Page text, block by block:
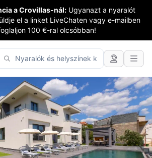
a Crovillas-nál: Ugyanazt a nyaralót
el a linket LiveChaten vagy e-mailben
100 €-ral olcsóbban!